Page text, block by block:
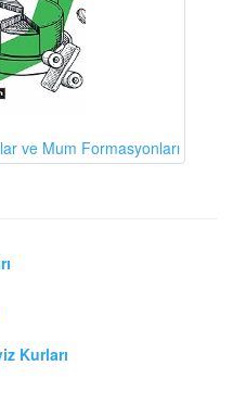
ve Mum Formasyonları
Kurları